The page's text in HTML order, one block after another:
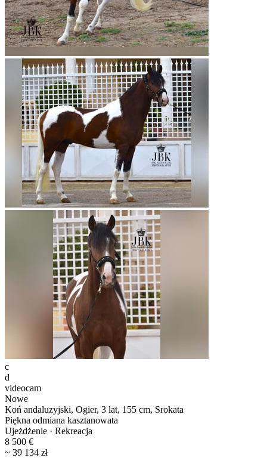
c
d
videocam
Nowe
Koń andaluzyjski, Ogier, 3 lat, 155 cm, Srokata
Piękna odmiana kasztanowata
Ujeżdżenie · Rekreacja
8 500 €
~ 39 134 zł